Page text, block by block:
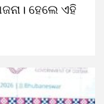
ହେଲେ ଏହି